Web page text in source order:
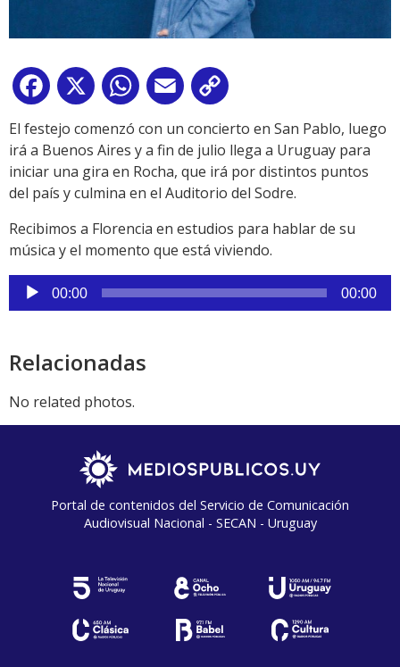
Facebook
X WhatsApp
Email
Link
El festejo comenzó con un concierto en San Pablo, luego
irá a Buenos Aires y a fin de julio llega a Uruguay para
iniciar una gira en Rocha, que irá por distintos puntos
del país y culmina en el Auditorio del Sodre.
Recibimos a Florencia en estudios para hablar de su
música y el momento que está viviendo.
Reproductor
de
00:00 00:00
Relacionadas
No related photos.
Portal de contenidos del Servicio de Comunicación
Audiovisual Nacional - SECAN - Uruguay